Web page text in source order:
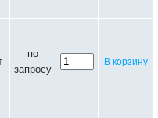
по
запросу
В корзину